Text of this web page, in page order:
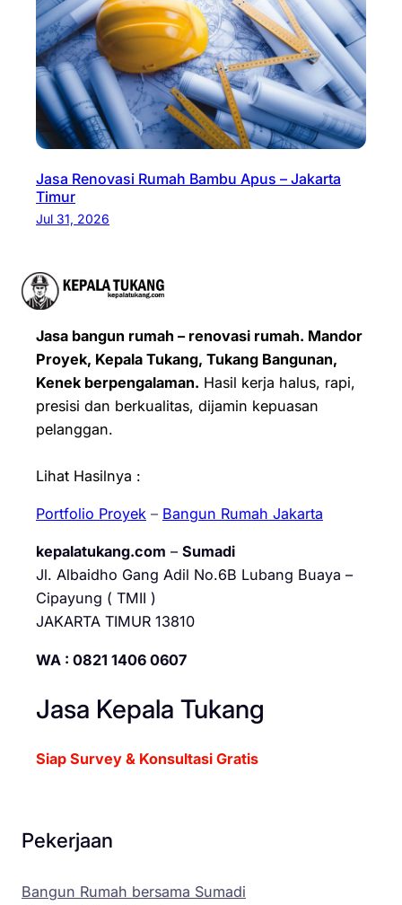
Jasa Renovasi Rumah Bambu Apus – Jakarta
Timur
Jul 31, 2026
Jasa bangun rumah – renovasi rumah. Mandor
Proyek, Kepala Tukang, Tukang Bangunan,
Kenek berpengalaman. Hasil kerja halus, rapi,
presisi dan berkualitas, dijamin kepuasan
pelanggan.
Lihat Hasilnya :
Portfolio Proyek – Bangun Rumah Jakarta
kepalatukang.com – Sumadi
Jl. Albaidho Gang Adil No.6B Lubang Buaya –
Cipayung ( TMII )
JAKARTA TIMUR 13810
WA : 0821 1406 0607
Jasa Kepala Tukang
Siap Survey & Konsultasi Gratis
Pekerjaan
Bangun Rumah bersama Sumadi